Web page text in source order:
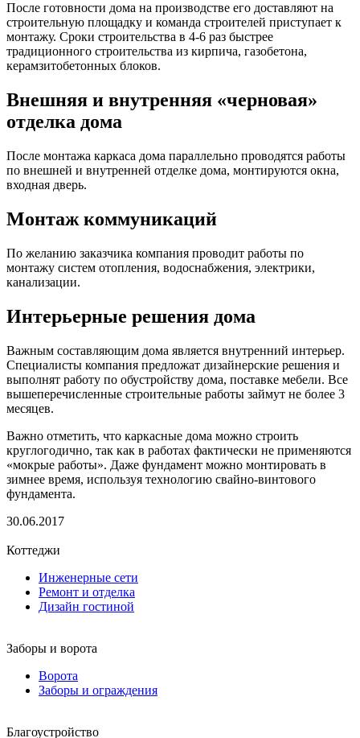
После готовности дома на производстве его доставляют на
строительную площадку и команда строителей приступает к
монтажу. Сроки строительства в 4-6 раз быстрее
традиционного строительства из кирпича, газобетона,
керамзитобетонных блоков.
Внешняя и внутренняя «черновая»
отделка дома
После монтажа каркаса дома параллельно проводятся работы
по внешней и внутренней отделке дома, монтируются окна,
входная дверь.
Монтаж коммуникаций
По желанию заказчика компания проводит работы по
монтажу систем отопления, водоснабжения, электрики,
канализации.
Интерьерные решения дома
Важным составляющим дома является внутренний интерьер.
Специалисты компания предложат дизайнерские решения и
выполнят работу по обустройству дома, поставке мебели. Все
вышеперечисленные строительные работы займут не более 3
месяцев.
Важно отметить, что каркасные дома можно строить
круглогодично, так как в работах фактически не применяются
«мокрые работы». Даже фундамент можно монтировать в
зимнее время, используя технологию свайно-винтового
фундамента.
30.06.2017
Коттеджи
Инженерные сети
Ремонт и отделка
Дизайн гостиной
Заборы и ворота
Ворота
Заборы и ограждения
Благоустройство